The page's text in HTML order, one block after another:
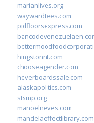
marianlives.org
waywardtees.com
pidfloorsexpress.com
hingstonnt.com
chooseagender.com
hoverboardssale.com
alaskapolitics.com
stsmp.org
manoelneves.com
mandelaeffectlibrary.com